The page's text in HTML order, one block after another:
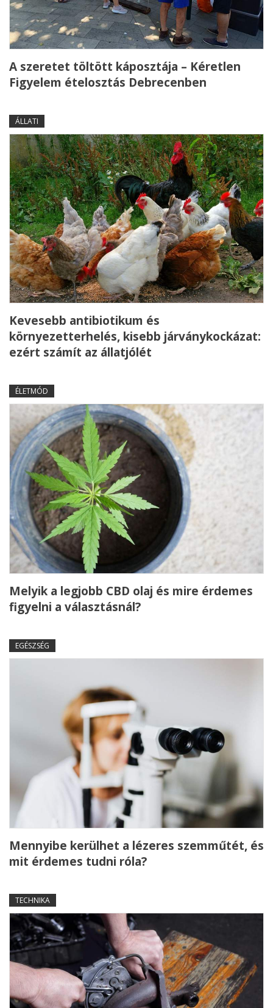
A szeretet töltött káposztája – Kéretlen
Figyelem ételosztás Debrecenben
ÁLLATI
Kevesebb antibiotikum és
környezetterhelés, kisebb járványkockázat:
ezért számít az állatjólét
ÉLETMÓD
Melyik a legjobb CBD olaj és mire érdemes
figyelni a választásnál?
EGÉSZSÉG
Mennyibe kerülhet a lézeres szemműtét, és
mit érdemes tudni róla?
TECHNIKA